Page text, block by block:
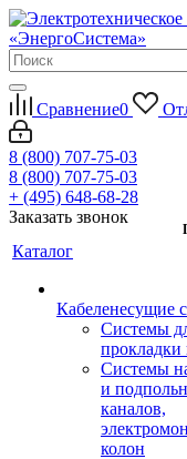
Сравнение0
8 (800) 707-75-03
8 (800) 707-75-03
+ (495) 648-68-28
Заказать звонок
Каталог
Кабеленесущие
Системы
прокладки
Системы
и
каналов,
колон